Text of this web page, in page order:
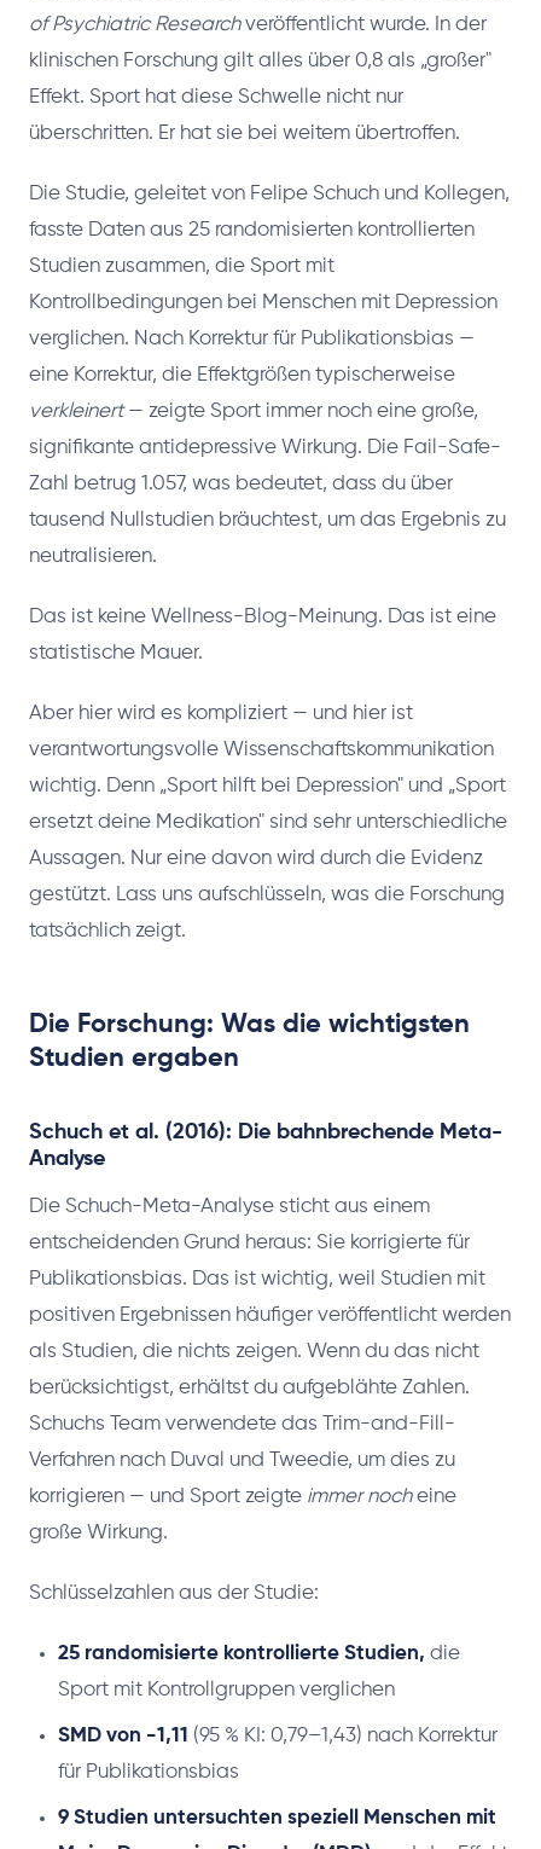
of Psychiatric Researchveröffentlicht wurde. In der
klinischen Forschung gilt alles über 0,8 als „großer"
Effekt. Sport hat diese Schwelle nicht nur
überschritten. Er hat sie bei weitem übertroffen.
Die Studie, geleitet von Felipe Schuch und Kollegen,
fasste Daten aus 25 randomisierten kontrollierten
Studien zusammen, die Sport mit
Kontrollbedingungen bei Menschen mit Depression
verglichen. Nach Korrektur für Publikationsbias —
eine Korrektur, die Effektgrößen typischerweise
verkleinert— zeigte Sport immer noch eine große,
signifikante antidepressive Wirkung. Die Fail-Safe-
Zahl betrug 1.057, was bedeutet, dass du über
tausend Nullstudien bräuchtest, um das Ergebnis zu
neutralisieren.
Das ist keine Wellness-Blog-Meinung. Das ist eine
statistische Mauer.
Aber hier wird es kompliziert — und hier ist
verantwortungsvolle Wissenschaftskommunikation
wichtig. Denn „Sport hilft bei Depression" und „Sport
ersetzt deine Medikation" sind sehr unterschiedliche
Aussagen. Nur eine davon wird durch die Evidenz
gestützt. Lass uns aufschlüsseln, was die Forschung
tatsächlich zeigt.
Die Forschung: Was die wichtigsten
Studien ergaben
Schuch et al. (2016): Die bahnbrechende Meta-
Analyse
Die Schuch-Meta-Analyse sticht aus einem
entscheidenden Grund heraus: Sie korrigierte für
Publikationsbias. Das ist wichtig, weil Studien mit
positiven Ergebnissen häufiger veröffentlicht werden
als Studien, die nichts zeigen. Wenn du das nicht
berücksichtigst, erhältst du aufgeblähte Zahlen.
Schuchs Team verwendete das Trim-and-Fill-
Verfahren nach Duval und Tweedie, um dies zu
korrigieren — und Sport zeigte immer nocheine
große Wirkung.
Schlüsselzahlen aus der Studie:
25 randomisierte kontrollierte Studien, die
Sport mit Kontrollgruppen verglichen
SMD von -1,11 (95 % KI: 0,79–1,43) nach Korrektur
für Publikationsbias
9 Studien untersuchten speziell Menschen mit